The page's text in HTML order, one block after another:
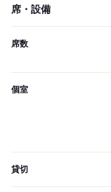
席・設備
席数
個室
貸切